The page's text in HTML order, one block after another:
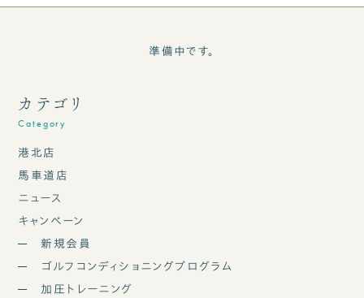
準備中です。
カテゴリ
Category
港北店
馬車道店
ニュース
キャンペーン
新規会員
ゴルフコンディショニングプログラム
加圧トレーニング